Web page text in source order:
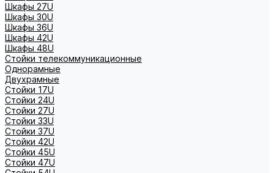
Шкафы 27U
Шкафы 30U
Шкафы 36U
Шкафы 42U
Шкафы 48U
Стойки телекоммуникационные
Однорамные
Двухрамные
Стойки 17U
Стойки 24U
Стойки 27U
Стойки 33U
Стойки 37U
Стойки 42U
Стойки 45U
Стойки 47U